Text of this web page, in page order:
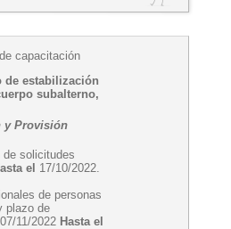
capacitación
de estabilización
subalterno,
y Provisión
de solicitudes
el
17/10/2022.
de personas
plazo de
07/11/2022 Hasta el